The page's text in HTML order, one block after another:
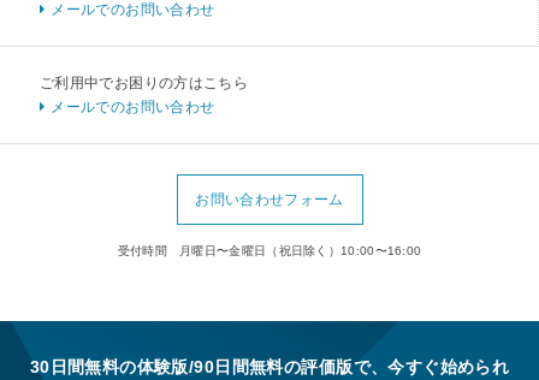
メールでのお問い合わせ
ご利用中でお困りの方はこちら
メールでのお問い合わせ
お問い合わせフォーム
受付時間 月曜日〜金曜日（祝日除く）10:00〜16:00
30日間無料の体験版/90日間無料の評価版で、今すぐ始められ